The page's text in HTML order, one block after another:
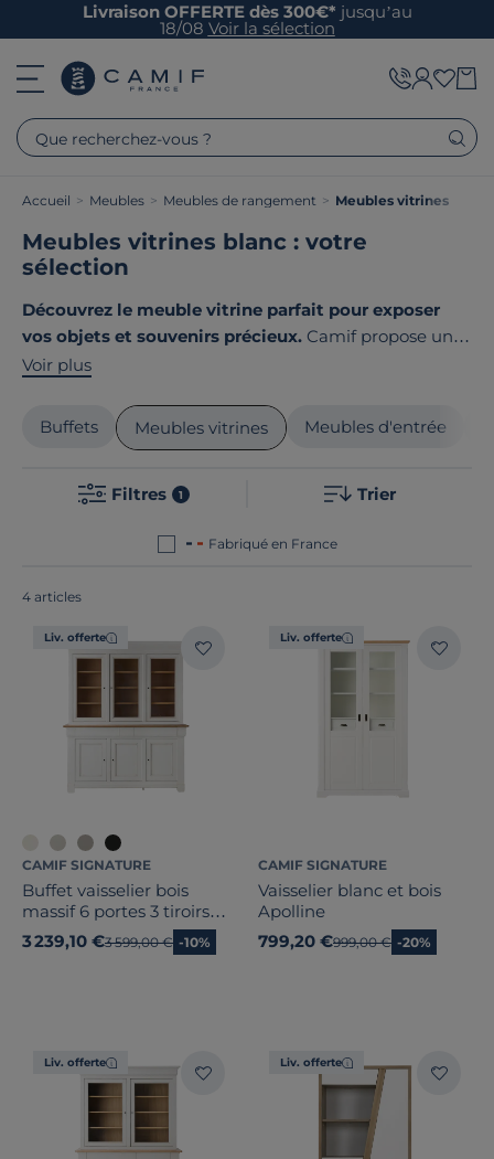
Livraison OFFERTE dès 300€* jusqu’au
18/08 Voir la sélection
Que recherchez-vous ?
Accueil > Meubles > Meubles de rangement > Meubles vitrines
Meubles vitrines blanc : votre
sélection
Découvrez le meuble vitrine parfait pour exposer
vos objets et souvenirs précieux. Camif propose une
large gamme de vitrines au design élégant, capables
contemporain ou terroir. Que vous optiez pour un
modèle en bois massif ou avec des finitions modernes,
vos besoins. Le point commun de nos produits ? Ils
Voir plus
Buffets Meubles vitrines Meubles d'entrée
Filtres 1 Trier
Fabriqué en France
4 articles
Liv. offerte
CAMIF SIGNATURE
Buffet vaisselier bois
massif 6 portes 3 tiroirs
Embellie
3 239,10 €Ancien prix
3 599,00 € -10%
Liv. offerte
CAMIF SIGNATURE
Vaisselier blanc et bois
Apolline
799,20 €Ancien prix
999,00 € -20%
Liv. offerte Liv. offerte
Largeur
Hauteur
Nombre de tiroirs
Nombre de portes
Pays de fabrication